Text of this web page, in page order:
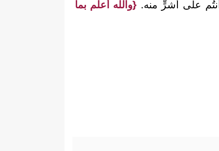
على أشرٍّ منه. {والله أعلم بما